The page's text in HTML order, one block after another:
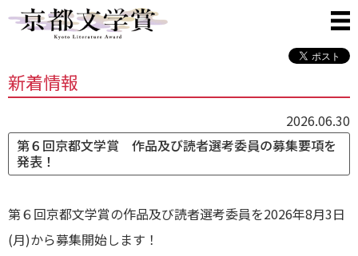
新着情報
2026.06.30
第６回京都文学賞 作品及び読者選考委員の募集要項を
発表！
第６回京都文学賞の作品及び読者選考委員を2026年8月3日
(月)から募集開始します！